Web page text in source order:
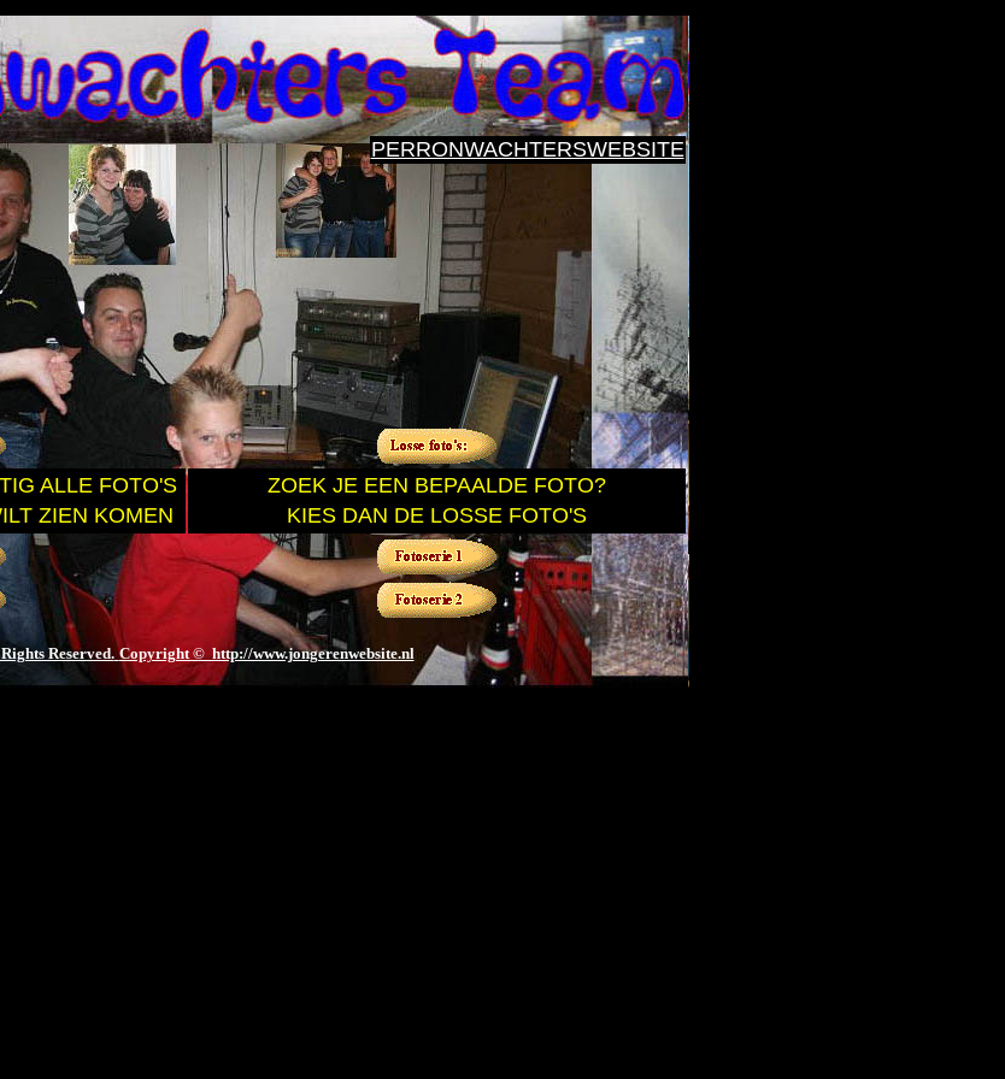
PERRONWACHTERSWEBSITE
ALLE FOTO'S
ZIEN KOMEN
ZOEK JE EEN BEPAALDE FOTO?
KIES DAN DE LOSSE FOTO'S
Reserved. Copyright © http://www.jongerenwebsite.nl